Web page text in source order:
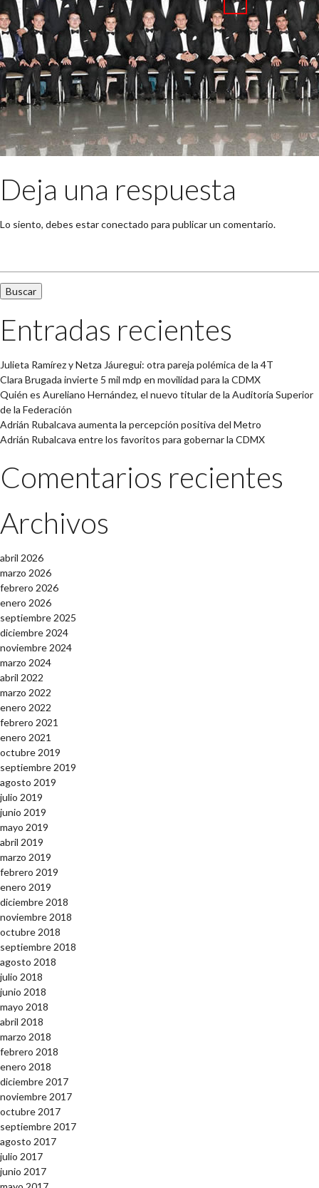
Deja una respuesta
Lo siento, debes estarconectado para publicar un comentario.
Entradas recientes
Julieta Ramírez y Netza Jáuregui: otra pareja polémica de la 4T
Clara Brugada invierte 5 mil mdp en movilidad para la CDMX
Quién es Aureliano Hernández, el nuevo titular de la Auditoría Superior
de la Federación
Adrián Rubalcava aumenta la percepción positiva del Metro
Adrián Rubalcava entre los favoritos para gobernar la CDMX
Comentarios recientes
Archivos
abril 2026
marzo 2026
febrero 2026
enero 2026
septiembre 2025
diciembre 2024
noviembre 2024
marzo 2024
abril 2022
marzo 2022
enero 2022
febrero 2021
enero 2021
octubre 2019
septiembre 2019
agosto 2019
julio 2019
junio 2019
mayo 2019
abril 2019
marzo 2019
febrero 2019
enero 2019
diciembre 2018
noviembre 2018
octubre 2018
septiembre 2018
agosto 2018
julio 2018
junio 2018
mayo 2018
abril 2018
marzo 2018
febrero 2018
enero 2018
diciembre 2017
noviembre 2017
octubre 2017
septiembre 2017
agosto 2017
julio 2017
junio 2017